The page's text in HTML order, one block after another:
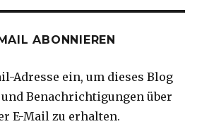
ABONNIEREN
Adresse ein, um dieses Blog
Benachrichtigungen über
E-Mail zu erhalten.